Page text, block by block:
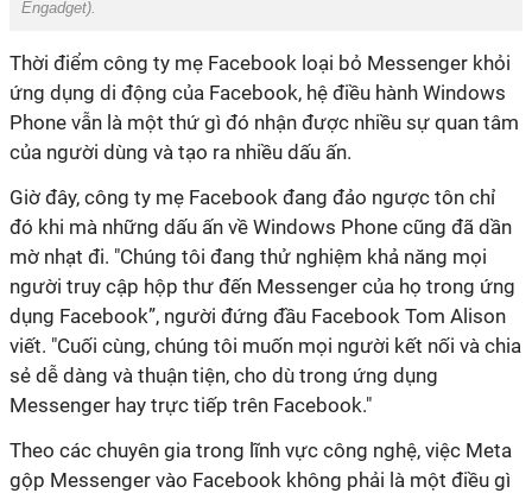
Engadget).
Thời điểm công ty mẹ Facebook loại bỏ Messenger khỏi
ứng dụng di động của Facebook, hệ điều hành Windows
Phone vẫn là một thứ gì đó nhận được nhiều sự quan tâm
của người dùng và tạo ra nhiều dấu ấn.
Giờ đây, công ty mẹ Facebook đang đảo ngược tôn chỉ
đó khi mà những dấu ấn về Windows Phone cũng đã dần
mờ nhạt đi. "Chúng tôi đang thử nghiệm khả năng mọi
người truy cập hộp thư đến Messenger của họ trong ứng
dụng Facebook”, người đứng đầu Facebook Tom Alison
viết. "Cuối cùng, chúng tôi muốn mọi người kết nối và chia
sẻ dễ dàng và thuận tiện, cho dù trong ứng dụng
Messenger hay trực tiếp trên Facebook."
Theo các chuyên gia trong lĩnh vực công nghệ, việc Meta
gộp Messenger vào Facebook không phải là một điều gì